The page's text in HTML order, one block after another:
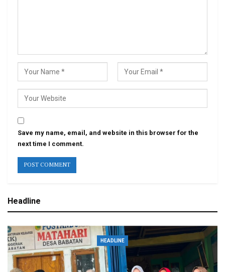
Save my name, email, and website in this browser for the
next time I comment.
Headline
HEADLINE